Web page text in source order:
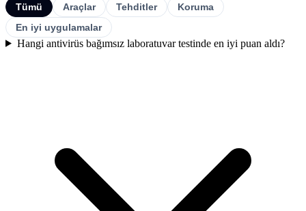
Tümü Araçlar Tehditler
Koruma
En iyi uygulamalar
Hangi antivirüs bağımsız laboratuvar testinde en iyi puan aldı?